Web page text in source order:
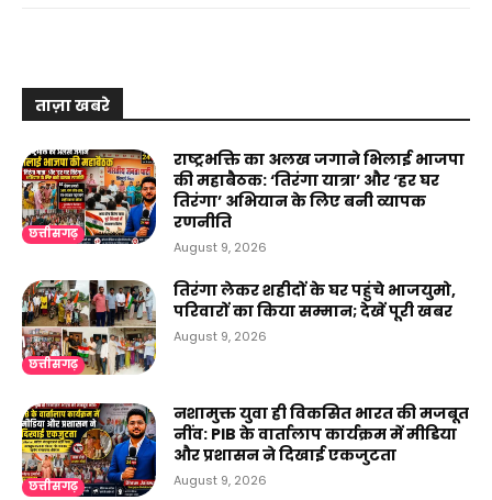
ताज़ा खबरे
छत्तीसगढ़
राष्ट्रभक्ति का अलख जगाने भिलाई भाजपा
की महाबैठक: ‘तिरंगा यात्रा’ और ‘हर घर
तिरंगा’ अभियान के लिए बनी व्यापक
रणनीति
August 9, 2026
छत्तीसगढ़
तिरंगा लेकर शहीदों के घर पहुंचे भाजयुमो,
परिवारों का किया सम्मान; देखें पूरी खबर
August 9, 2026
छत्तीसगढ़
नशामुक्त युवा ही विकसित भारत की मजबूत
नींव: PIB के वार्तालाप कार्यक्रम में मीडिया
और प्रशासन ने दिखाई एकजुटता
August 9, 2026